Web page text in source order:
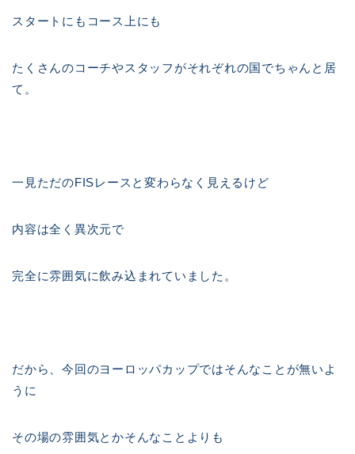
スタートにもコース上にも
たくさんのコーチやスタッフがそれぞれの国でちゃんと居
て。
一見ただのFISレースと変わらなく見えるけど
内容は全く異次元で
完全に雰囲気に飲み込まれていました。
だから、今回のヨーロッパカップではそんなことが無いよ
うに
その場の雰囲気とかそんなことよりも